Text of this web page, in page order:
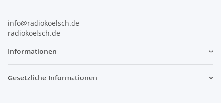
info@radiokoelsch.de
radiokoelsch.de
Informationen
Gesetzliche Informationen